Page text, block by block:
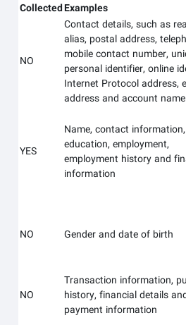
Examples
Collected
Contact details, such as
alias, postal address,
mobile contact number,
personal identifier,
Internet Protocol address,
address and account
NO
Name, contact
education, employment,
employment history and
information
YES
Gender and date of birth
NO
Transaction
history, financial details
payment information
NO